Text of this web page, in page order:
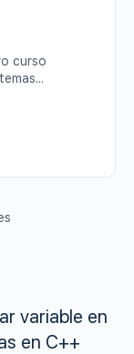
curso
variable en
en C++